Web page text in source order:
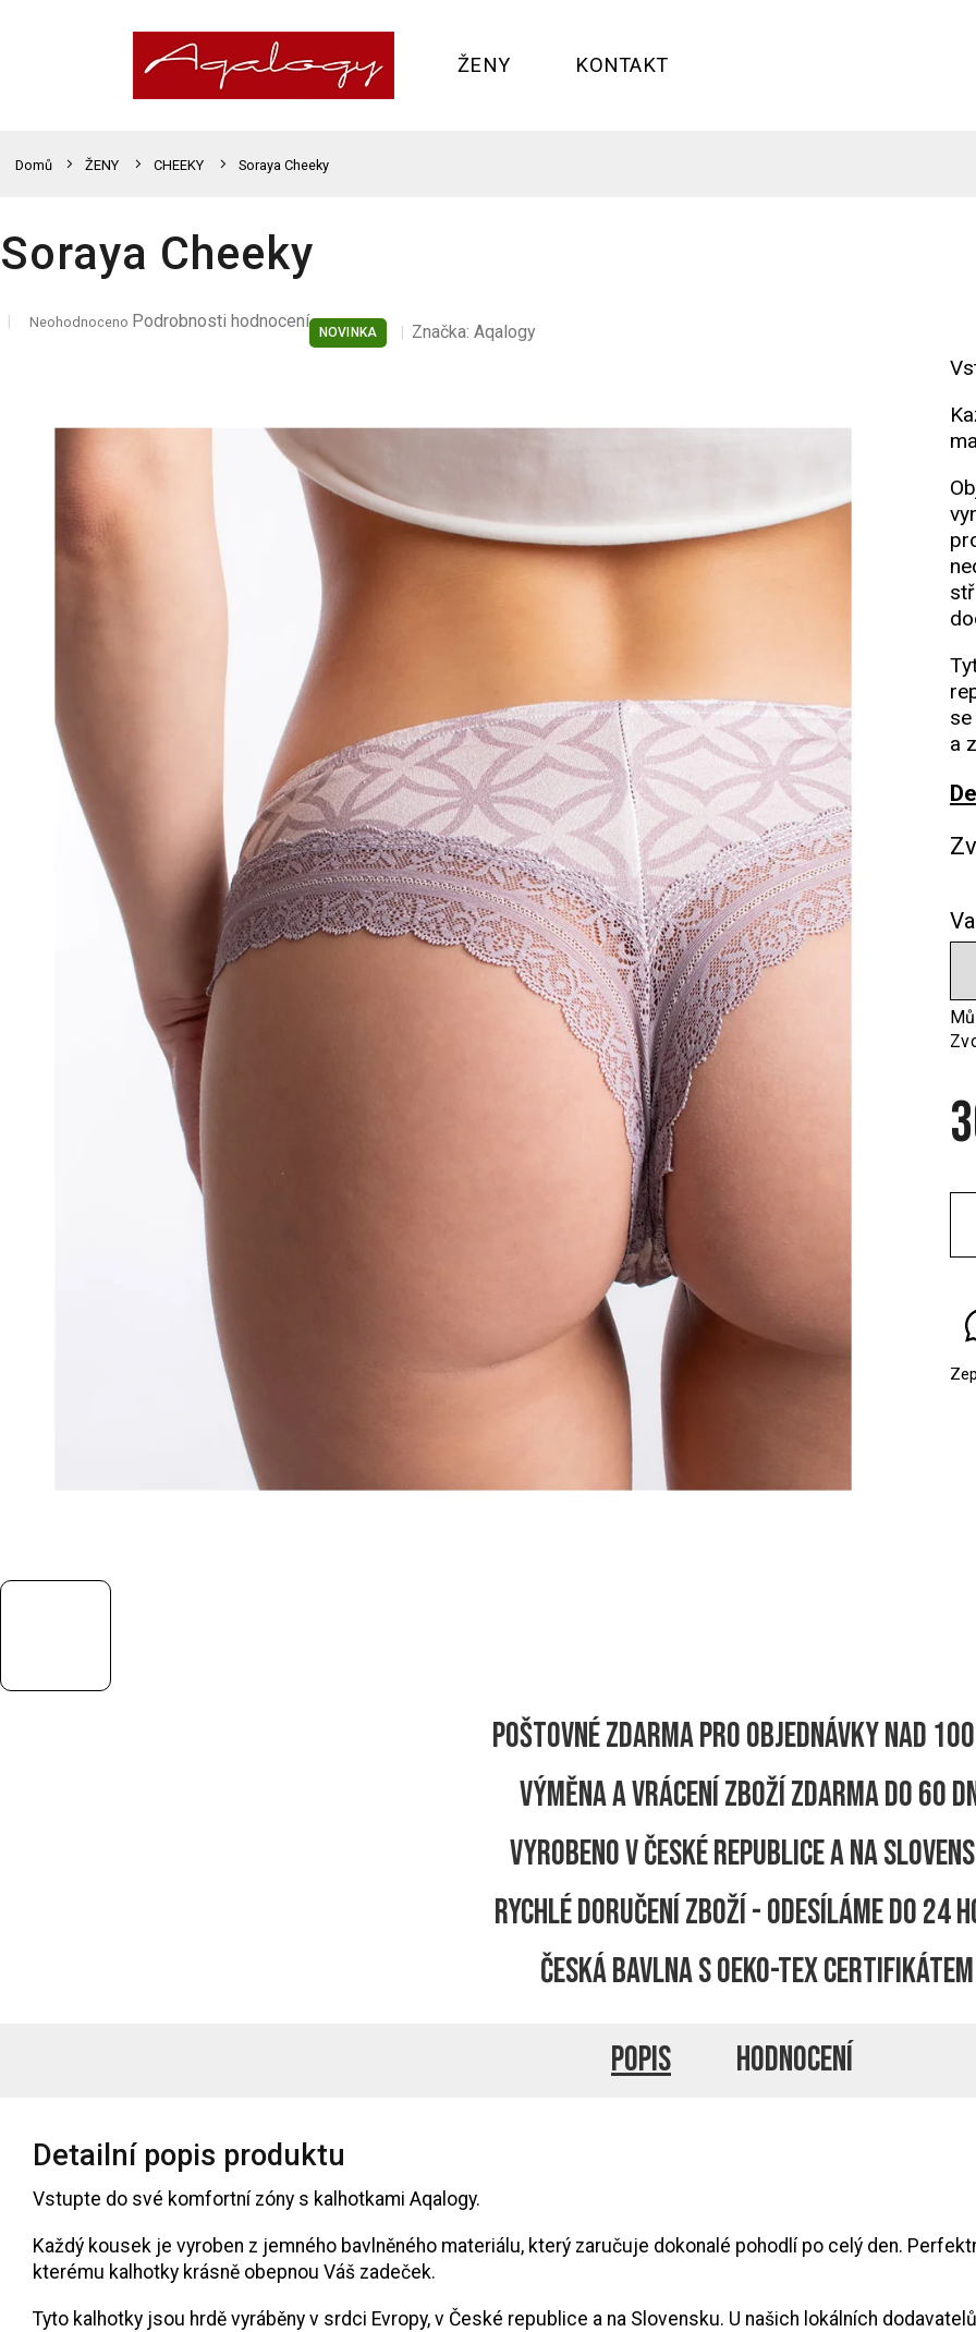
ŽENY KONTAKT
Domů ŽENY CHEEKY Soraya Cheeky
Soraya Cheeky
NOVINKA
Průměrné
hvězdiček.
Neohodnoceno Podrobnosti hodnocení
Značka: Aqalogy
a
Poštovné zdarma pro objednávky nad
Výměna a vrácení zboží zdarma do 60
Vyrobeno v České republice a na
Rychlé doručení zboží - odesíláme do 24
Česká bavlna s Oeko-Tex certifikátem
Popis Hodnocení
Detailní popis produktu
Vstupte do své komfortní zóny s kalhotkami Aqalogy.
Každý kousek je vyroben z jemného bavlněného materiálu, který zaručuje dokonalé pohodlí po celý den.
kterému kalhotky krásně obepnou Váš zadeček.
Tyto kalhotky jsou hrdě vyráběny v srdci Evropy, v České republice a na Slovensku. U našich lokálních